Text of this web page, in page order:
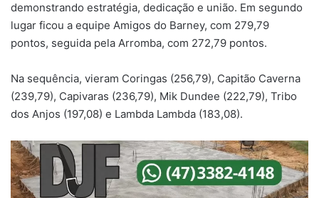
demonstrando estratégia, dedicação e união. Em segundo
lugar ficou a equipe Amigos do Barney, com 279,79
pontos, seguida pela Arromba, com 272,79 pontos.
Na sequência, vieram Coringas (256,79), Capitão Caverna
(239,79), Capivaras (236,79), Mik Dundee (222,79), Tribo
dos Anjos (197,08) e Lambda Lambda (183,08).